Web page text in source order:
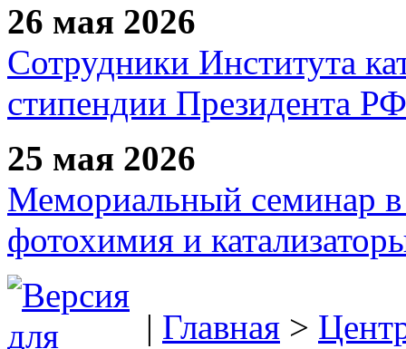
26 мая 2026
Сотрудники Института
стипендии Президента РФ
25 мая 2026
Мемориальный семинар в
фотохимия и
| Главная >